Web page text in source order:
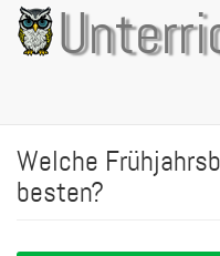
Direkt
zum
Inhalt
Welche
besten?